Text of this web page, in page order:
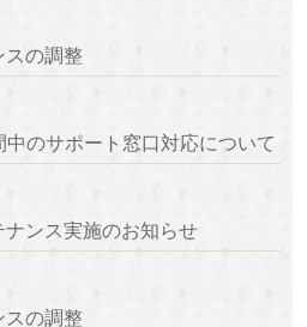
スの調整
のサポート窓口対応について
ナンス実施のお知らせ
スの調整